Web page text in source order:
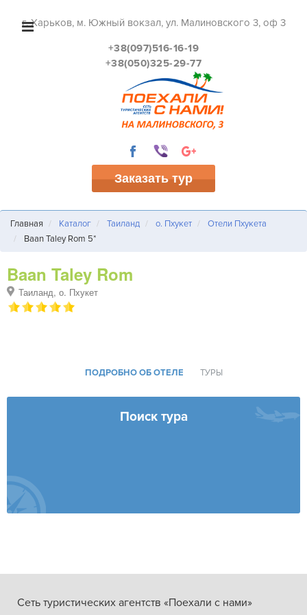
г. Харьков, м. Южный вокзал, ул. Малиновского 3, оф 3
+38(097)516-16-19
+38(050)325-29-77
Заказать тур
Главная Каталог Таиланд о. Пхукет
Отели Пхукета
Baan Taley Rom 5*
Baan Taley Rom
Таиланд, о. Пхукет
ПОДРОБНО ОБ ОТЕЛЕ ТУРЫ
Поиск тура
Сеть туристических агентств «Поехали с нами»